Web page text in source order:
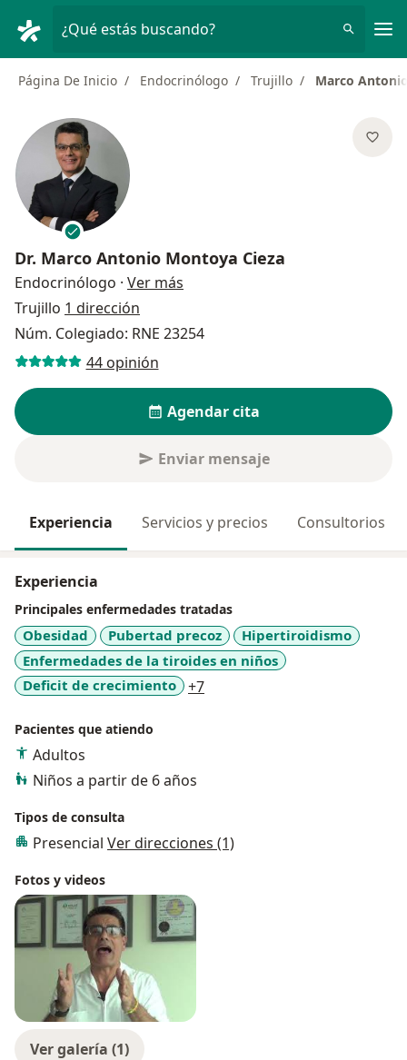
¿Qué estás buscando?
Página De Inicio Endocrinólogo Trujillo Marco
Dr. Marco Antonio Montoya Cieza
Endocrinólogo · Ver más
Trujillo 1 dirección
Núm. Colegiado: RNE 23254
44 opinión
Agendar cita
Enviar mensaje
Experiencia Servicios y precios Consultorios
Experiencia
Principales enfermedades tratadas
Obesidad Pubertad precoz
Hipertiroidismo
Enfermedades de la tiroides en niños
Deficit de crecimiento
+7a11y_sr_more_diseases
Pacientes que atiendo
Adultos
Niños a partir de 6 años
Tipos de consulta
Presencial Ver direcciones (1)
Fotos y videos
Ver galería (1)